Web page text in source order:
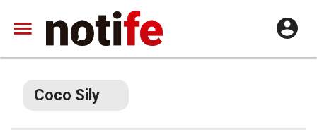
Coco Sily